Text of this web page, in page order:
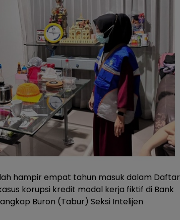
hampir empat tahun masuk dalam Daftar
korupsi kredit modal kerja fiktif di Bank
Buron (Tabur) Seksi Intelijen